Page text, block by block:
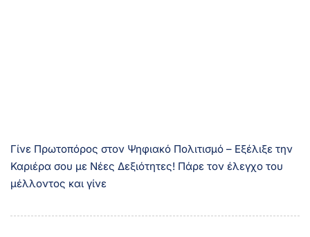
Γίνε Πρωτοπόρος στον Ψηφιακό Πολιτισμό – Εξέλιξε την
Καριέρα σου με Νέες Δεξιότητες! Πάρε τον έλεγχο του
μέλλοντoς και γίνε